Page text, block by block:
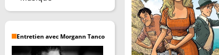
Entretien avec Morgann Tanco